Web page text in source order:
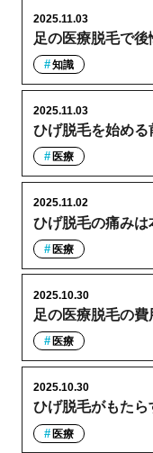
足の医療脱毛で
2025.11.03
知識
ひげ脱毛を始める
2025.11.03
医療
ひげ脱毛の痛み
2025.11.02
医療
足の医療脱毛の
2025.10.30
医療
ひげ脱毛がもた
2025.10.30
医療